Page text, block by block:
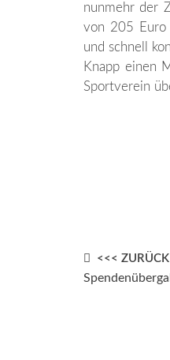
nunmehr der
von 205 Euro
und schnell
Knapp einen
Sportverein
Post
<<< ZURÜCK